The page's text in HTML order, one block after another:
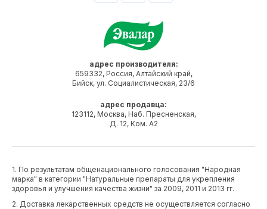
адрес производителя:
659332, Россия, Алтайский край,
Бийск, ул. Социалистическая, 23/6
адрес продавца:
123112, Москва, Наб. Пресненская,
Д. 12, Ком. А2
1. По результатам общенационального голосования "Народная
марка" в категории "Натуральные препараты для укрепления
здоровья и улучшения качества жизни" за 2009, 2011 и 2013 гг.
2. Доставка лекарственных средств не осуществляется согласно